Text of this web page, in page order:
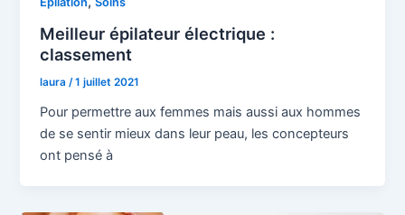
Meilleur épilateur électrique :
classement
laura/1 juillet 2021
Pour permettre aux femmes mais aussi aux hommes
de se sentir mieux dans leur peau, les concepteurs
ont pensé à